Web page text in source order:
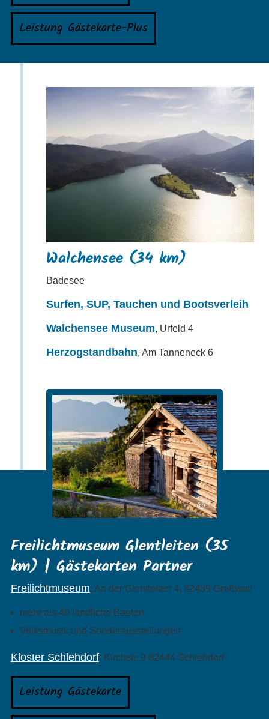
Leistung Gästekarte-Plus
©
Walchensee (34 km)
Badesee
Surfen, SUP, Tauchen und Bootsverleih
Walchensee Museum, Urfeld 4
Herzogstandbahn, Am Tanneneck 6
©
Freilichtmuseum Glentleiten (35
km) | Gästekarten Partner
Freilichtmuseum, An der Glentleiten 4, 82439 Großweil
mehr als 40 ländliche Bauten
Volksmusik und Sonderausstellungen
Kloster Schlehdorf, Kirchstr. 9 82444 Schlehdorf
Leistung Gästekarte